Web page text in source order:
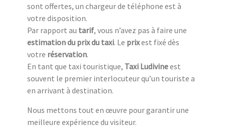
sont offertes, un chargeur de téléphone est à
votre disposition.
Par rapport au tarif, vous n’avez pas à faire une
estimation du prix du taxi. Le prixest fixé dès
votre réservation.
En tant que taxi touristique, Taxi Ludivineest
souvent le premier interlocuteur qu’un touriste a
en arrivant à destination.
Nous mettons tout en œuvre pour garantir une
meilleure expérience du visiteur.